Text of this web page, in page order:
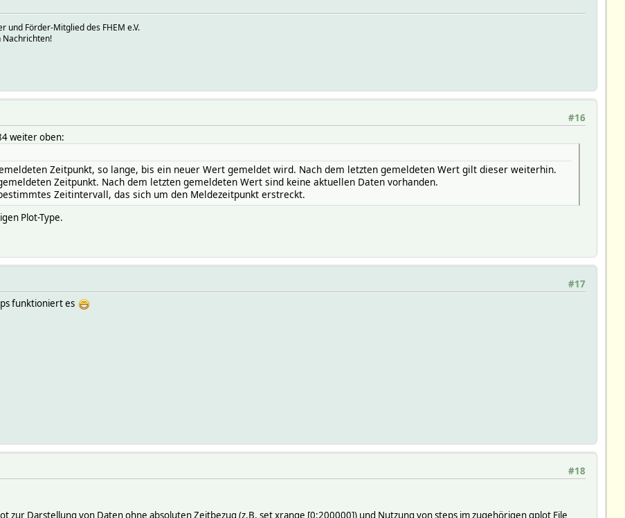
und Förder-Mitglied des FHEM e.V.
#16
weiter oben:
Zeitpunkt, so lange, bis ein neuer Wert gemeldet wird. Nach dem letzten gemeldeten Wert gilt dieser weiterhin.
Zeitpunkt. Nach dem letzten gemeldeten Wert sind keine aktuellen Daten vorhanden.
Zeitintervall, das sich um den Meldezeitpunkt erstreckt.
Plot-Type.
#17
funktioniert es
#18
zur Darstellung von Daten ohne absoluten Zeitbezug (z.B. set xrange [0:200000]) und Nutzung von steps im zugehörigen gplot File